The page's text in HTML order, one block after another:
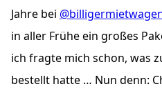
Jahre bei
in aller Frühe ein großes
ich fragte mich schon, was
bestellt hatte … Nun denn: